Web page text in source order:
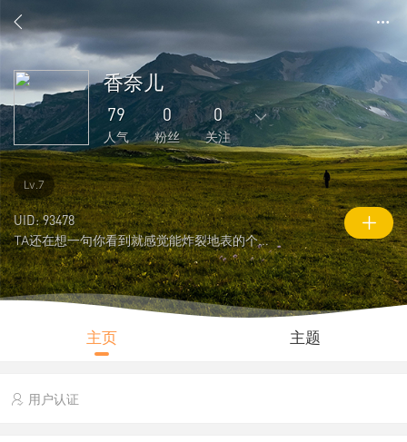
香奈儿
79
人气
0
粉丝
0
关注
285
主题
16
回复
0
好友
0
粉丝
0
关注
0
说说
79
人气
4461
积分
Lv.7
UID: 93478
TA还在想一句你看到就感觉能炸裂地表的个性签名
主页 主题
用户认证